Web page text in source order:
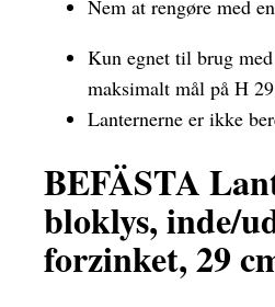
Nem at rengøre med
Kun egnet til brug
maksimalt mål på H
Lanternerne er ikke
BEFÄSTA
bloklys, inde/
forzinket, 29